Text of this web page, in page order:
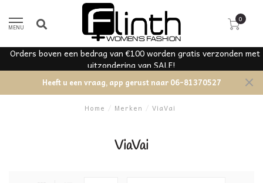
MENU
0
Orders boven een bedrag van €100 worden gratis verzonden met
uitzondering van SALE!
Heeft u een vraag, app gerust naar 06-81370527
Home / Merken / ViaVai
ViaVai